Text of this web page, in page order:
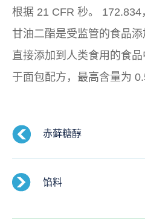
根据 21 CFR 秒。 172.834
甘油二酯是受监管的食品
直接添加到人类食用的食
于面包配方，最高含量为
赤藓糖醇
馅料